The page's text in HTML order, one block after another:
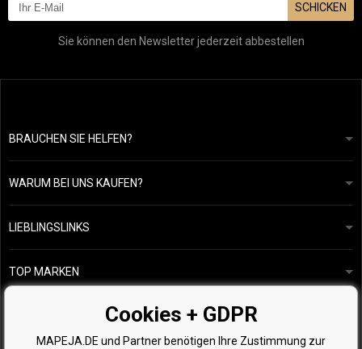
SCHICKEN
Sie können den Newsletter jederzeit abbestellen
BRAUCHEN SIE HELFEN?
info@mapeja.de
Wir werden innerhalb von 24 Stunden antworten.
WARUM BEI UNS KAUFEN?
Allgemeine geschäftsbedingungen
Datenschutzerklärung
Übersicht über Zahlungen und Versand
Rückgabe von Waren
LIEBLINGSLINKS
Unsere Geschichte
Kostenlose Produktproben
TOP MARKEN
Kérastase
Wella Professionals
Zenz Organic
Cookies + GDPR
MAPEJA.DE und Partner benötigen Ihre Zustimmung zur